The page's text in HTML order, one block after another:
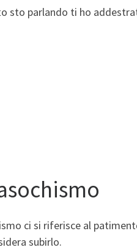
sto parlando ti ho
ci si riferisce al
subirlo.